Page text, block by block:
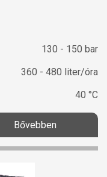
130 - 150 bar
360 - 480 liter/óra
40 °C
Bővebben